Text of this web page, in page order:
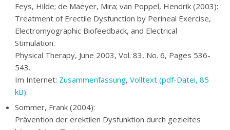
Feys, Hilde; de Maeyer, Mira; van Poppel, Hendrik (2003):
Treatment of Erectile Dysfunction by Perineal Exercise,
Electromyographic Biofeedback, and Electrical
Stimulation.
Physical Therapy, June 2003, Vol. 83, No. 6, Pages 536-
543.
Im Internet: Zusammenfassung, Volltext (pdf-Datei, 85
kB).
Sommer, Frank (2004):
Prävention der erektilen Dysfunktion durch gezieltes